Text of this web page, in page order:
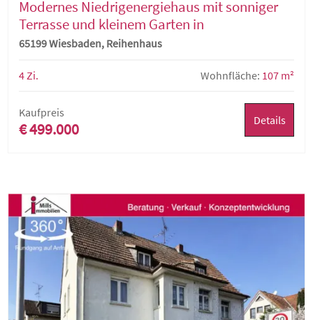
Modernes Niedrigenergiehaus mit sonniger
Terrasse und kleinem Garten in
ansprechender Wohnlage
65199 Wiesbaden, Reihenhaus
4 Zi. Wohnfläche: 107 m²
Kaufpreis
€ 499.000 Details